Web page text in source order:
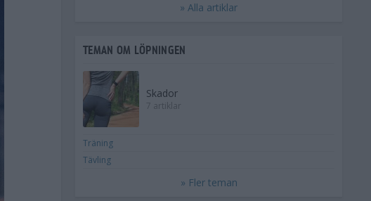
» Alla artiklar
TEMAN OM LÖPNINGEN
Skador
7 artiklar
Träning
Tävling
» Fler teman